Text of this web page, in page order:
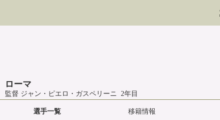
ローマ
監督 ジャン・ピエロ・ガスペリーニ 2年目
選手一覧 移籍情報